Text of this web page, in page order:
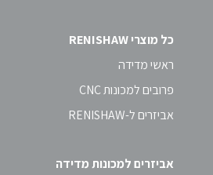
כל מוצרי RENISHAW
ראשי מדידה
פרובים למכונות CNC
אביזרים ל-RENISHAW
אביזרים למכונות מדידה